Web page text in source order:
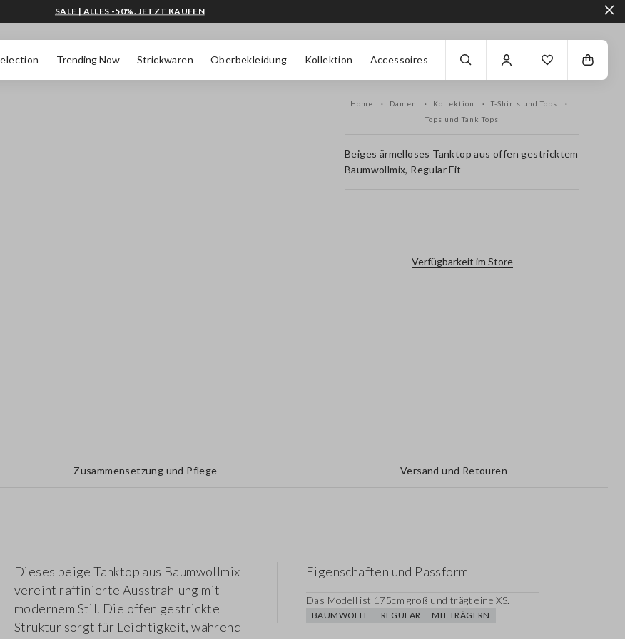
Trending Now Strickwaren Oberbekleidung Kollektion Accessoires
SALE | ALLES -50%. JETZT KAUFEN
Home Damen Kollektion
T-Shirts und Tops
Tops und Tank Tops
Beiges ärmelloses Tanktop aus offen gestricktem
Baumwollmix, Regular Fit
Verfügbarkeit im Store
Zusammensetzung und Pflege Versand und Retouren
Dieses beige Tanktop aus Baumwollmix
vereint raffinierte Ausstrahlung mit
modernem Stil. Die offen gestrickte
Struktur sorgt für Leichtigkeit, während
Eigenschaften und Passform
Das Modell ist 175cm groß und trägt eine XS.
BAUMWOLLE REGULAR MIT TRÄGERN